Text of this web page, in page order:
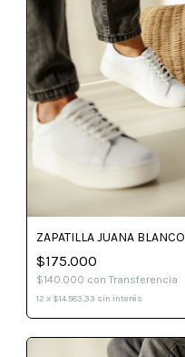
ZAPATILLA JUANA BLANCO
$175.000
$140.000 con Transferencia
12 x $14.583,33 sin interés